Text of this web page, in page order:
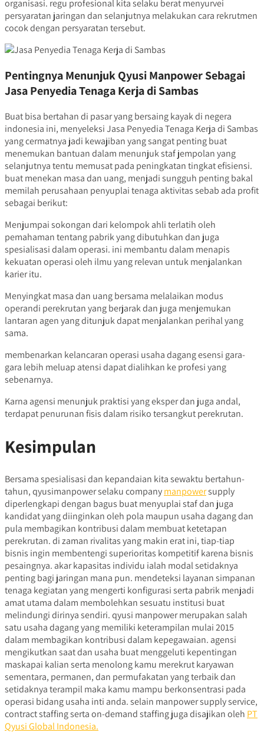
organisasi. regu profesional kita selaku berat menyurvei
persyaratan jaringan dan selanjutnya melakukan cara rekrutmen
cocok dengan persyaratan tersebut.
Pentingnya Menunjuk Qyusi Manpower Sebagai
Jasa Penyedia Tenaga Kerja di Sambas
Buat bisa bertahan di pasar yang bersaing kayak di negera
indonesia ini, menyeleksi Jasa Penyedia Tenaga Kerja di Sambas
yang cermatnya jadi kewajiban yang sangat penting buat
menemukan bantuan dalam menunjuk staf jempolan yang
selanjutnya tentu memusat pada peningkatan tingkat efisiensi.
buat menekan masa dan uang, menjadi sungguh penting bakal
memilah perusahaan penyuplai tenaga aktivitas sebab ada profit
sebagai berikut:
Menjumpai sokongan dari kelompok ahli terlatih oleh
pemahaman tentang pabrik yang dibutuhkan dan juga
spesialisasi dalam operasi. ini membantu dalam menapis
kekuatan operasi oleh ilmu yang relevan untuk menjalankan
karier itu.
Menyingkat masa dan uang bersama melalaikan modus
operandi perekrutan yang berjarak dan juga menjemukan
lantaran agen yang ditunjuk dapat menjalankan perihal yang
sama.
membenarkan kelancaran operasi usaha dagang esensi gara-
gara lebih meluap atensi dapat dialihkan ke profesi yang
sebenarnya.
Karna agensi menunjuk praktisi yang eksper dan juga andal,
terdapat penurunan fisis dalam risiko tersangkut perekrutan.
Kesimpulan
Bersama spesialisasi dan kepandaian kita sewaktu bertahun-
tahun, qyusimanpower selaku companymanpowersupply
diperlengkapi dengan bagus buat menyuplai staf dan juga
kandidat yang diinginkan oleh pola maupun usaha dagang dan
pula membagikan kontribusi dalam membuat ketetapan
perekrutan. di zaman rivalitas yang makin erat ini, tiap-tiap
bisnis ingin membentengi superioritas kompetitif karena bisnis
pesaingnya. akar kapasitas individu ialah modal setidaknya
penting bagi jaringan mana pun. mendeteksi layanan simpanan
tenaga kegiatan yang mengerti konfigurasi serta pabrik menjadi
amat utama dalam membolehkan sesuatu institusi buat
melindungi dirinya sendiri. qyusi manpower merupakan salah
satu usaha dagang yang memiliki keterampilan mulai 2015
dalam membagikan kontribusi dalam kepegawaian. agensi
mengikutkan saat dan usaha buat menggeluti kepentingan
maskapai kalian serta menolong kamu merekrut karyawan
sementara, permanen, dan permufakatan yang terbaik dan
setidaknya terampil maka kamu mampu berkonsentrasi pada
operasi bidang usaha inti anda. selain manpower supply service,
contract staffing serta on-demand staffing juga disajikan oleh PT
Qyusi Global Indonesia.